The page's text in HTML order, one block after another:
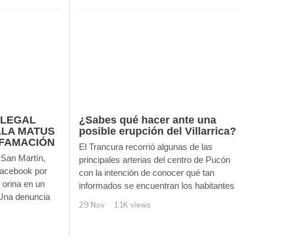
MATUS
Martín,
por
en un
denuncia
¿Sabes qué hacer ante una
posible erupción del Villarrica?
El Trancura recorrió algunas de las
principales arterias del centro de Pucón
con la intención de conocer qué tan
informados se encuentran los habitantes
29 Nov 1.1K views